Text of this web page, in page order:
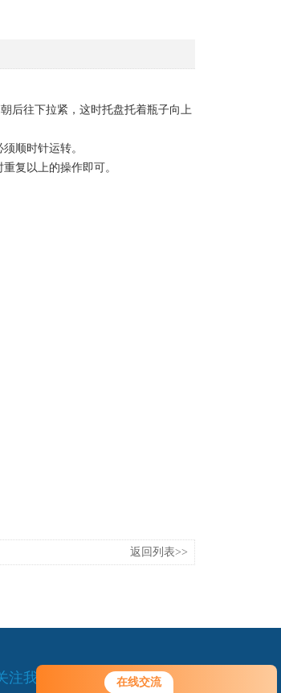
在线交流
后往下拉紧，这时托盘托着瓶子向上
顺时针运转。
复以上的操作即可。
返回列表>>
注我们